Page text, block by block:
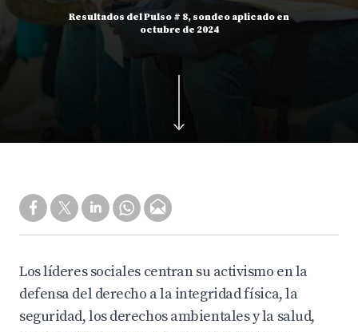
Resultados del Pulso # 8, sondeo aplicado en
octubre de 2024
Los líderes sociales centran su activismo en la
defensa del derecho a la integridad física, la
seguridad, los derechos ambientales y la salud,